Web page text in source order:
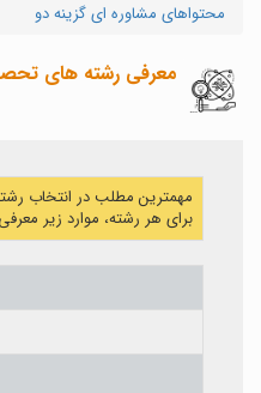
محتواهای مشاوره ای گزینه دو
معرفی رشته های
مهمترین مطلب در انتخاب
برای هر رشته، موارد زیر